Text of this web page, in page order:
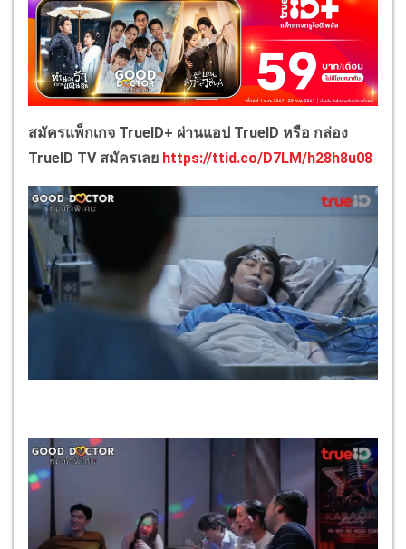
สมัครแพ็กเกจ TrueID+ ผ่านแอป TrueID หรือ กล่อง
TrueID TV สมัครเลย https://ttid.co/D7LM/h28h8u08